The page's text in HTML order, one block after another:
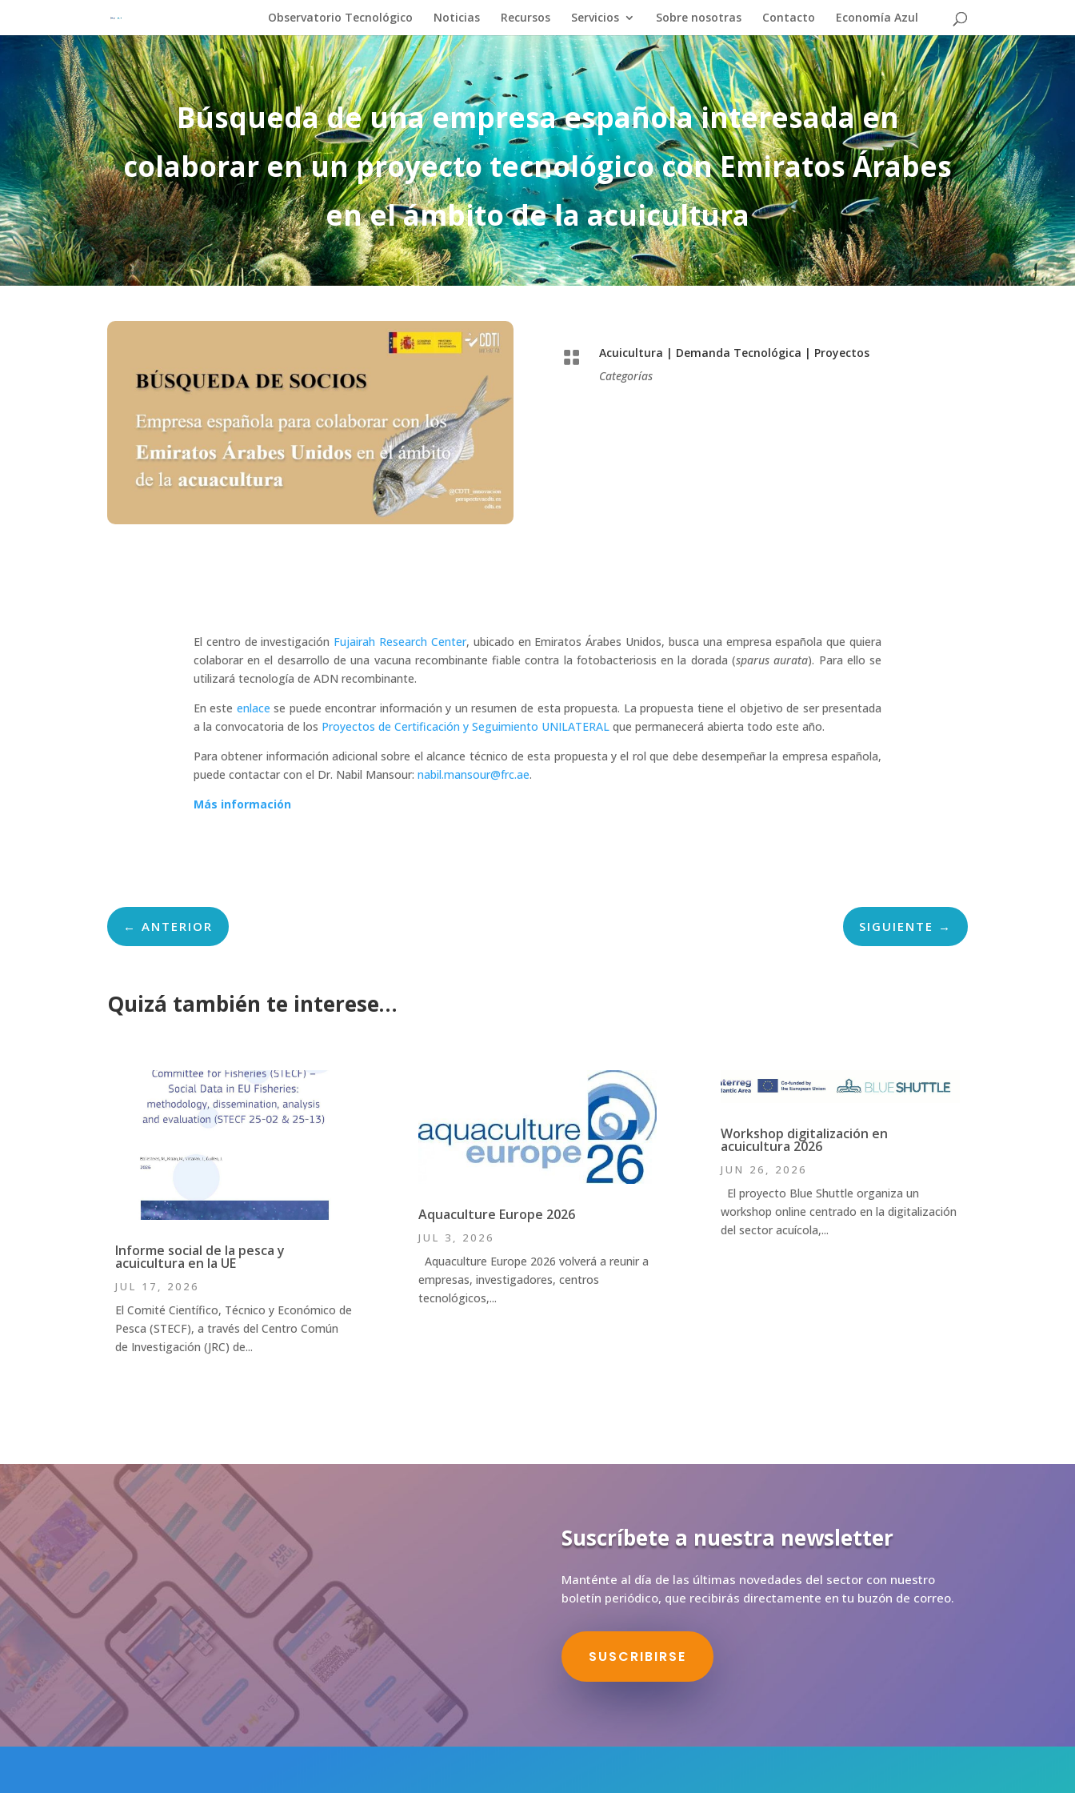
Observatorio Tecnológico Noticias Recursos Servicios Sobre nosotras Contacto Economía Azul
Búsqueda de una empresa española interesada en
colaborar en un proyecto tecnológico con Emiratos Árabes
en el ámbito de la acuicultura
 Acuicultura | Demanda Tecnológica | Proyectos
Categorías
El centro de investigación Fujairah Research Center, ubicado en Emiratos Árabes Unidos, busca una empresa española que quiera
colaborar en el desarrollo de una vacuna recombinante fiable contra la fotobacteriosis en la dorada (sparus aurata). Para ello se
utilizará tecnología de ADN recombinante.
En este enlace se puede encontrar información y un resumen de esta propuesta. La propuesta tiene el objetivo de ser presentada
a la convocatoria de los Proyectos de Certificación y Seguimiento UNILATERALque permanecerá abierta todo este año.
Para obtener información adicional sobre el alcance técnico de esta propuesta y el rol que debe desempeñar la empresa española,
puede contactar con el Dr. Nabil Mansour: nabil.mansour@frc.ae.
Más información
←ANTERIOR SIGUIENTE →
Quizá también te interese…
Informe social de la pesca y
acuicultura en la UE
JUL 17, 2026
El Comité Científico, Técnico y Económico de
Pesca (STECF), a través del Centro Común
de Investigación (JRC) de...
Aquaculture Europe 2026
JUL 3, 2026
Aquaculture Europe 2026 volverá a reunir a
empresas, investigadores, centros
tecnológicos,...
Workshop digitalización en
acuicultura 2026
JUN 26, 2026
El proyecto Blue Shuttle organiza un
workshop online centrado en la digitalización
del sector acuícola,...
Suscríbete a nuestra newsletter
Manténte al día de las últimas novedades del sector con nuestro
boletín periódico, que recibirás directamente en tu buzón de correo.
SUSCRIBIRSE